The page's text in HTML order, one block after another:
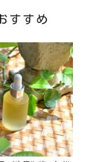
すすめ